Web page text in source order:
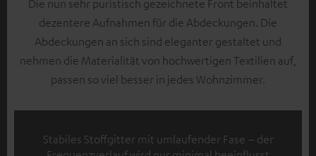
Die nun sehr puristisch gezeichnete Front beinhaltet
dezentere Aufnahmen für die Abdeckungen. Die
Abdeckungen an sich sind eleganter gestaltet und
nehmen die Materialität von hochwertigen Textilien auf,
passen so viel besser in jedes Wohnzimmer.
Stabiles Stoffgitter mit umlaufender Fase – der